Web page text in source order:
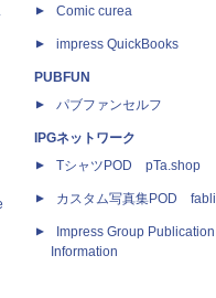
Comic curea
impress QuickBooks
PUBFUN
パブファンセルフ
IPGネットワーク
TシャツPOD pTa.shop
カスタム写真集POD fabli
Impress Group Publication
Information